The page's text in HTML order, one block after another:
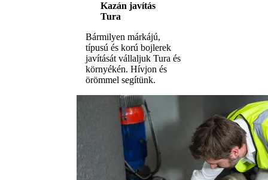
Kazán javítás
Tura
Bármilyen márkájú,
típusú és korú bojlerek
javítását vállaljuk Tura és
környékén. Hívjon és
örömmel segítünk.